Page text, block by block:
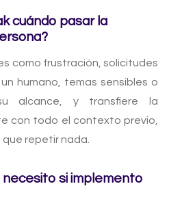
cuándo pasar la
como frustración, solicitudes
humano, temas sensibles o
alcance, y transfiere la
con todo el contexto previo,
repetir nada.
si implemento